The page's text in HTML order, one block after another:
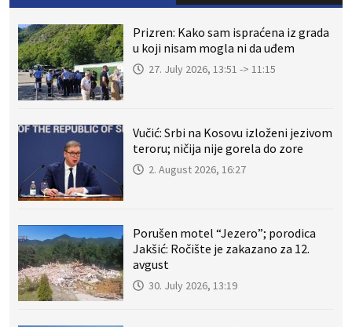
Prizren: Kako sam ispraćena iz grada
u koji nisam mogla ni da uđem
27. July 2026, 13:51 -> 11:15
Vučić: Srbi na Kosovu izloženi jezivom
teroru; ničija nije gorela do zore
2. August 2026, 16:27
Porušen motel “Jezero”; porodica
Jakšić: Ročište je zakazano za 12.
avgust
30. July 2026, 13:19